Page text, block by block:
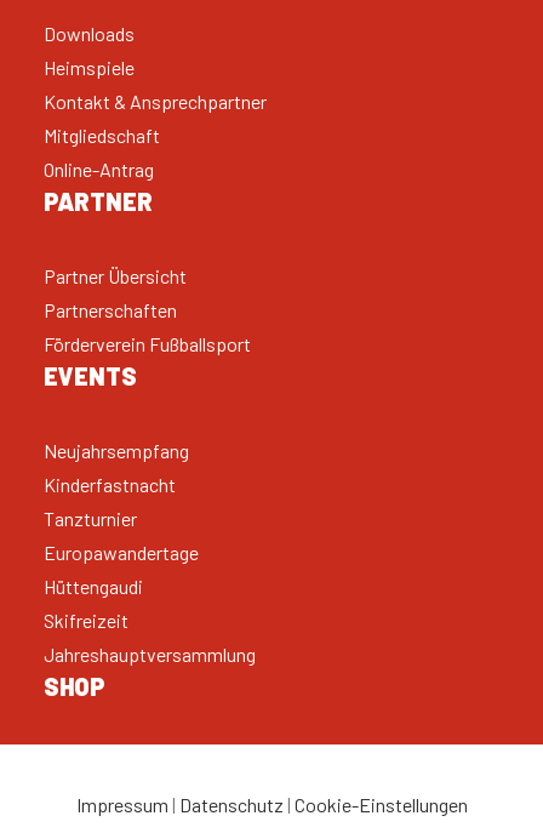
Downloads
Heimspiele
Kontakt & Ansprechpartner
Mitgliedschaft
Online-Antrag
PARTNER
Partner Übersicht
Partnerschaften
Förderverein Fußballsport
EVENTS
Neujahrsempfang
Kinderfastnacht
Tanzturnier
Europawandertage
Hüttengaudi
Skifreizeit
Jahreshauptversammlung
SHOP
Impressum | Datenschutz | Cookie-Einstellungen